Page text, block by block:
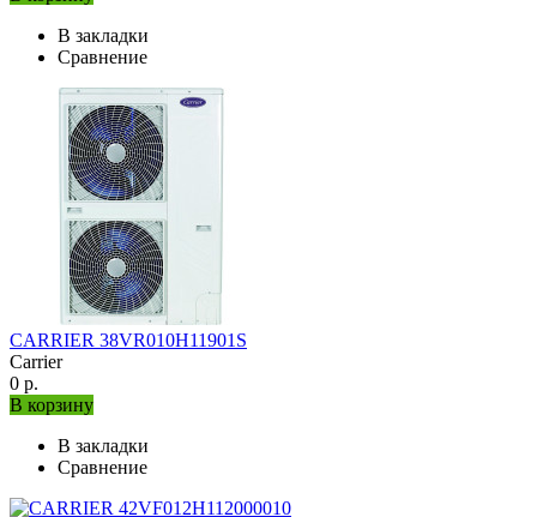
В закладки
Сравнение
CARRIER 38VR010H11901S
Carrier
0 р.
В корзину
В закладки
Сравнение